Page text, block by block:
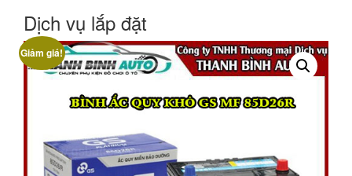
Dịch vụ lắp đặt
Giảm giá!